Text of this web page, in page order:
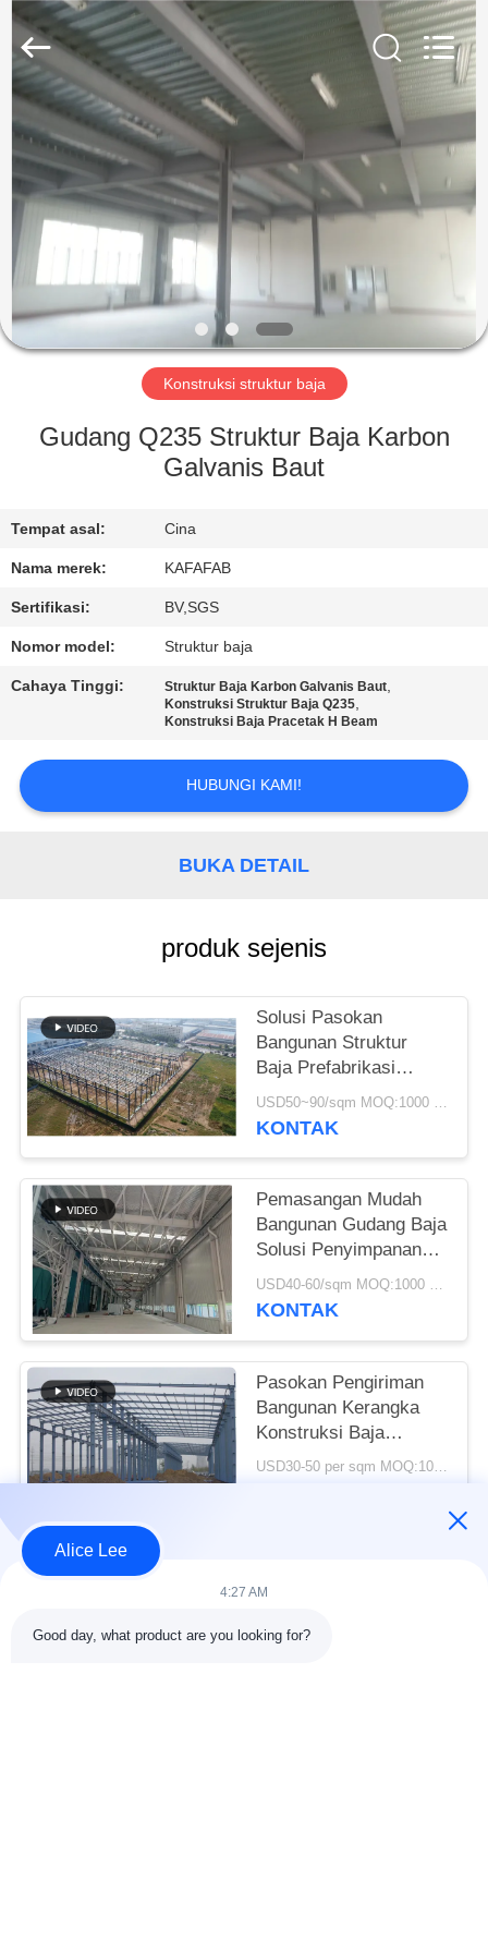
RUMAH
PRODUK
VIDEO
PERTUNJUKAN
VR
TENTANG
TUR
PABRIK
KONTROL
KAMI
SITEMAP
KEBIJAKAN
PRIVASI
KaFa
Fabrication
Ltd..
Rights
Reserved.
Konstruksi struktur baja
Gudang Q235 Struktur Baja Karbon
Galvanis Baut
Tempat asal: Cina
Nama merek: KAFAFAB
Sertifikasi: BV,SGS
Nomor model: Struktur baja
Cahaya Tinggi: Struktur Baja Karbon Galvanis Baut,
Konstruksi Struktur Baja Q235,
Konstruksi Baja Pracetak H Beam
HUBUNGI KAMI!
BUKA DETAIL
produk sejenis
Solusi Pasokan
Bangunan Struktur
Baja Prefabrikasi
Untuk Industri
USD50~90/sqm MOQ:1000 meter persegi
KONTAK
Pemasangan Mudah
Bangunan Gudang Baja
Solusi Penyimpanan
Ramah Lingkungan
USD40-60/sqm MOQ:1000 meter persegi
KONTAK
Pasokan Pengiriman
Bangunan Kerangka
Konstruksi Baja
Prefabrikasi Kustom
USD30-50 per sqm MOQ:1000 meter persegi
Bad Request
Alice Lee
4:27 AM
Good day, what product are you looking for?